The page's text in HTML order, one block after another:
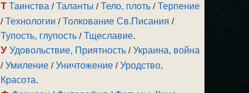
Т Таинства /Таланты /Тело, плоть /Терпение
/Технологии /Толкование Св.Писания /
Тупость, глупость /Тщеславие.
У Удовольствие, Приятность /Украина, война
/Умиление /Уничтожение /Уродство,
Красота.